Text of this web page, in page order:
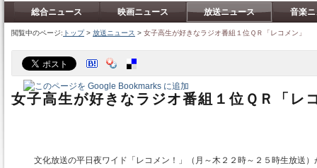
総合ニュース 映画ニュース 放送ニュース 音楽
閲覧中のページ: トップ> 放送ニュース > 女子高生が好きなラジオ番組１位ＱＲ「レコメン」
女子高生が好きなラジオ番組１位ＱＲ「レ
文化放送の平日夜ワイド「レコメン！」（月～木２２時～２５時生放送